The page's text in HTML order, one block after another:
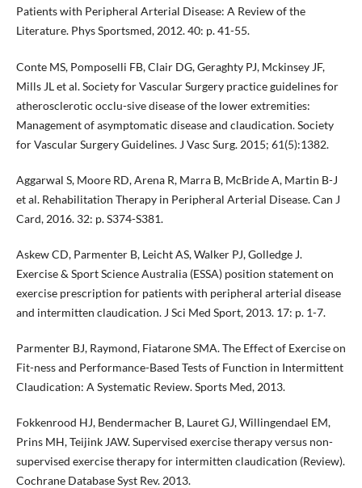
Patients with Peripheral Arterial Disease: A Review of the
Literature. Phys Sportsmed, 2012. 40: p. 41-55.
Conte MS, Pomposelli FB, Clair DG, Geraghty PJ, Mckinsey JF,
Mills JL et al. Society for Vascular Surgery practice guidelines for
atherosclerotic occlu-sive disease of the lower extremities:
Management of asymptomatic disease and claudication. Society
for Vascular Surgery Guidelines. J Vasc Surg. 2015; 61(5):1382.
Aggarwal S, Moore RD, Arena R, Marra B, McBride A, Martin B-J
et al. Rehabilitation Therapy in Peripheral Arterial Disease. Can J
Card, 2016. 32: p. S374-S381.
Askew CD, Parmenter B, Leicht AS, Walker PJ, Golledge J.
Exercise & Sport Science Australia (ESSA) position statement on
exercise prescription for patients with peripheral arterial disease
and intermitten claudication. J Sci Med Sport, 2013. 17: p. 1-7.
Parmenter BJ, Raymond, Fiatarone SMA. The Effect of Exercise on
Fit-ness and Performance-Based Tests of Function in Intermittent
Claudication: A Systematic Review. Sports Med, 2013.
Fokkenrood HJ, Bendermacher B, Lauret GJ, Willingendael EM,
Prins MH, Teijink JAW. Supervised exercise therapy versus non-
supervised exercise therapy for intermitten claudication (Review).
Cochrane Database Syst Rev. 2013.